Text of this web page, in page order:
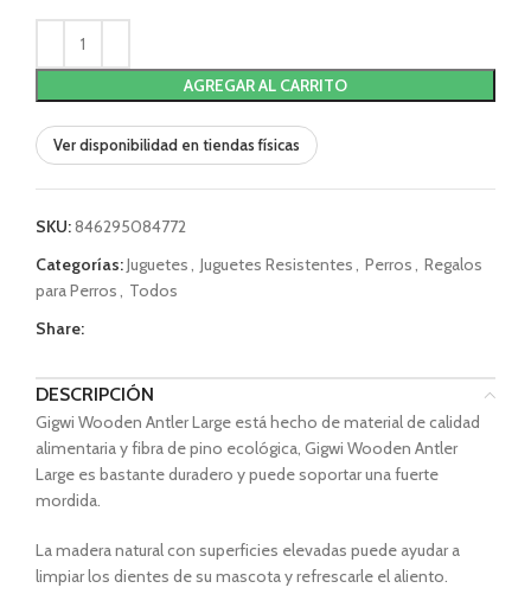
AGREGAR AL CARRITO
Ver disponibilidad en tiendas físicas
SKU:846295084772
Categorías:Juguetes, Juguetes Resistentes, Perros, Regalos
para Perros, Todos
Share:
DESCRIPCIÓN
Gigwi Wooden Antler Large está hecho de material de calidad
alimentaria y fibra de pino ecológica, Gigwi Wooden Antler
Large es bastante duradero y puede soportar una fuerte
mordida.
La madera natural con superficies elevadas puede ayudar a
limpiar los dientes de su mascota y refrescarle el aliento.